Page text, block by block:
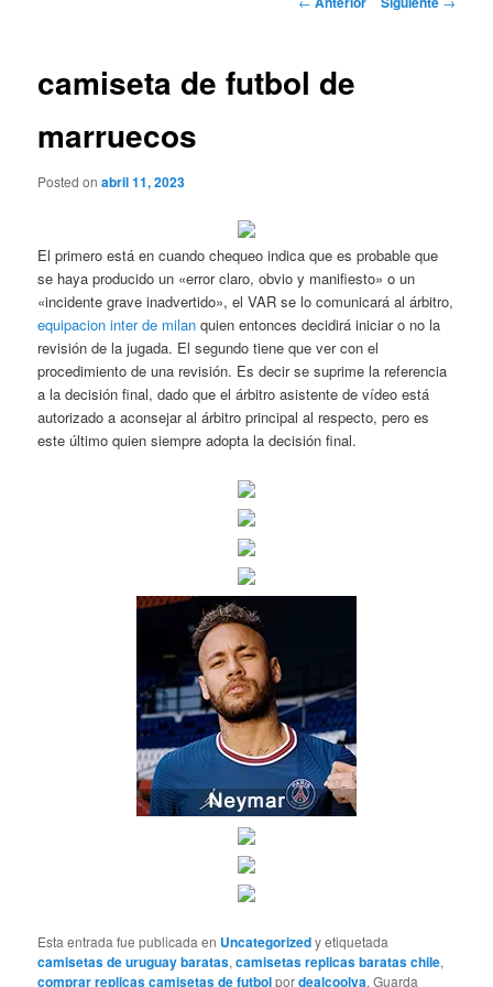
camiseta de futbol de
marruecos
Posted onabril 11, 2023
El primero está en cuando chequeo indica que es probable que
se haya producido un «error claro, obvio y manifiesto» o un
«incidente grave inadvertido», el VAR se lo comunicará al árbitro,
equipacion inter de milan quien entonces decidirá iniciar o no la
revisión de la jugada. El segundo tiene que ver con el
procedimiento de una revisión. Es decir se suprime la referencia
a la decisión final, dado que el árbitro asistente de vídeo está
autorizado a aconsejar al árbitro principal al respecto, pero es
este último quien siempre adopta la decisión final.
Esta entrada fue publicada en Uncategorizedy etiquetada
camisetas de uruguay baratas,camisetas replicas baratas chile,
comprar replicas camisetas de futbolpordealcoolya. Guarda